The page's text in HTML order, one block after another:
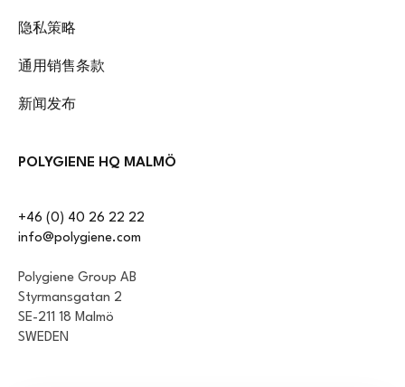
隐私策略
通用销售条款
新闻发布
POLYGIENE HQ MALMÖ
+46 (0) 40 26 22 22
info@polygiene.com
Polygiene Group AB
Styrmansgatan 2
SE-211 18 Malmö
SWEDEN